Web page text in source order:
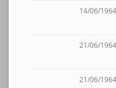
14/06/1964
21/06/1964
21/06/1964